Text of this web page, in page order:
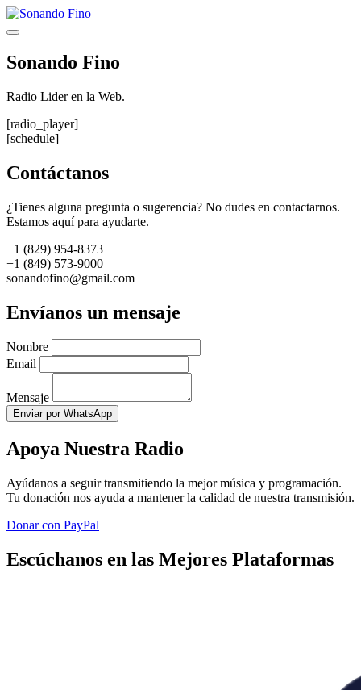
Saltar
al
Menú
Sonando Fino
Radio Lider en la Web.
[radio_player]
[schedule]
Contáctanos
¿Tienes alguna pregunta o sugerencia? No dudes en contactarnos.
Estamos aquí para ayudarte.
+1 (829) 954-8373
+1 (849) 573-9000
sonandofino@gmail.com
Envíanos un mensaje
Nombre
Email
Mensaje
Enviar por WhatsApp
Apoya Nuestra Radio
Ayúdanos a seguir transmitiendo la mejor música y programación.
Tu donación nos ayuda a mantener la calidad de nuestra transmisión.
Donar con PayPal
Escúchanos en las Mejores Plataformas